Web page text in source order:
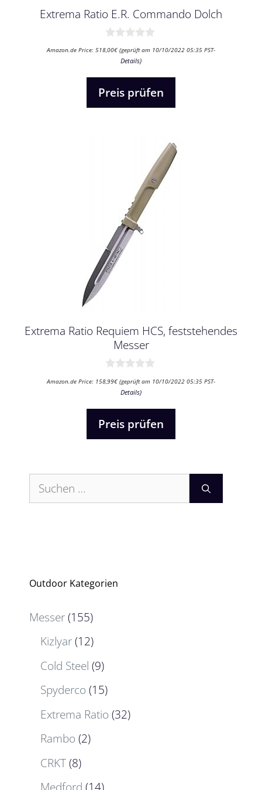
Extrema Ratio E.R. Commando Dolch
0
v
Amazon.de Price: 518,00€ (geprüft am 10/10/2022 05:35 PST-
Details)
Preis prüfen
Extrema Ratio Requiem HCS, feststehendes
Messer
v
Amazon.de Price: 158,99€ (geprüft am 10/10/2022 05:35 PST-
Details)
Preis prüfen
Suchen
nach:
Outdoor Kategorien
Messer(155)
Kizlyar(12)
Cold Steel (9)
Spyderco (15)
Extrema Ratio (32)
Rambo (2)
CRKT(8)